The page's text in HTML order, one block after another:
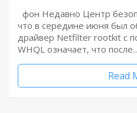
фон Недавно Центр
что в середине июня был
драйвер Netfilter rootkit с
WHQL означает, что
Read